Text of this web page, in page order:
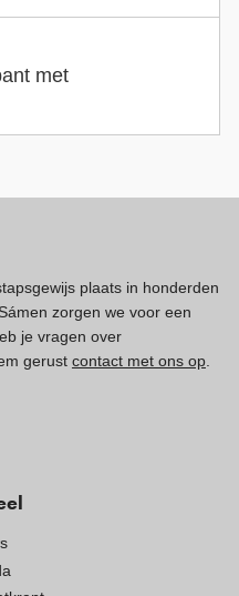
met
plaats in honderden
zorgen we voor een
je vragen over
gerust contact met ons op.